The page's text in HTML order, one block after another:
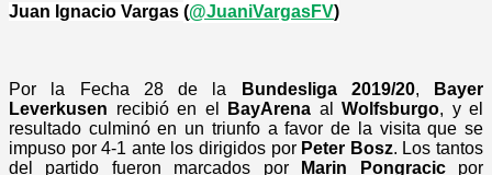
Juan Ignacio Vargas (@JuaniVargasFV)
Por la Fecha 28 de la Bundesliga 2019/20,
Bayer
Leverkusen recibió en el BayArena al Wolfsburgo, y el
resultado culminó en un triunfo a favor de la visita que se
impuso por 4-1 ante los dirigidos por Peter Bosz. Los tantos
del partido fueron marcados por
Marin Pongracic por